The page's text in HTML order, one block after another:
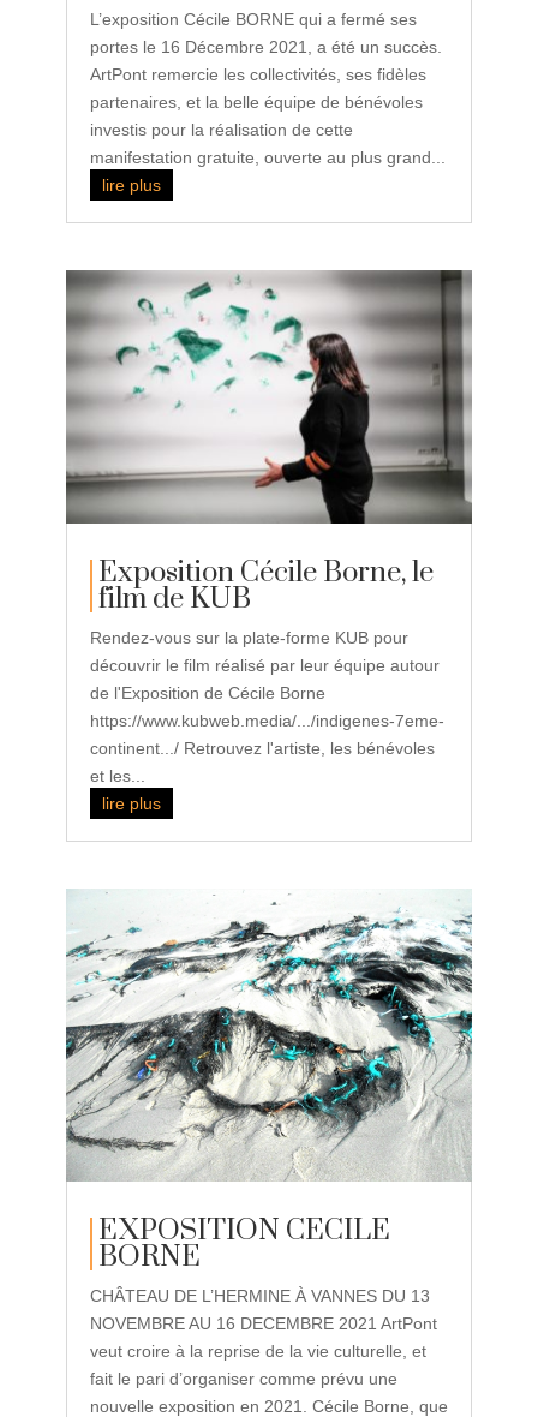
L’exposition Cécile BORNE qui a fermé ses
portes le 16 Décembre 2021, a été un succès.
ArtPont remercie les collectivités, ses fidèles
partenaires, et la belle équipe de bénévoles
investis pour la réalisation de cette
manifestation gratuite, ouverte au plus grand...
lire plus
Exposition Cécile Borne, le
film de KUB
Rendez-vous sur la plate-forme KUB pour
découvrir le film réalisé par leur équipe autour
de l'Exposition de Cécile Borne
https://www.kubweb.media/.../indigenes-7eme-
continent.../ Retrouvez l'artiste, les bénévoles
et les...
lire plus
EXPOSITION CECILE
BORNE
CHÂTEAU DE L’HERMINE À VANNES DU 13
NOVEMBRE AU 16 DECEMBRE 2021 ArtPont
veut croire à la reprise de la vie culturelle, et
fait le pari d’organiser comme prévu une
nouvelle exposition en 2021. Cécile Borne, que